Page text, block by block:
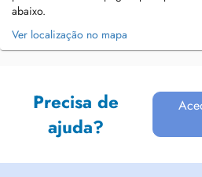
abaixo.
Ver localização no mapa
Precisa de
ajuda?